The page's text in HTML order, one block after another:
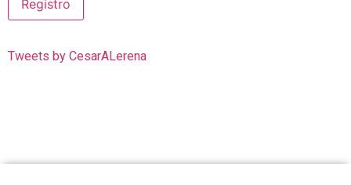
Tweets by CesarALerena